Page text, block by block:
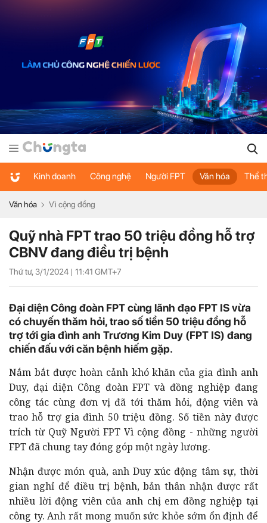
Kinh doanh Công nghệ Người FPT Văn hóa Thể
Văn hóa Vì cộng đồng
Quỹ nhà FPT trao 50 triệu đồng hỗ trợ
CBNV đang điều trị bệnh
Thứ tư, 3/1/2024 | 11:41 GMT+7
Đại diện Công đoàn FPT cùng lãnh đạo FPT IS vừa
có chuyến thăm hỏi, trao số tiền 50 triệu đồng hỗ
trợ tới gia đình anh Trương Kim Duy (FPT IS) đang
chiến đấu với căn bệnh hiếm gặp.
Nắm bắt được hoàn cảnh khó khăn của gia đình anh
Duy, đại diện Công đoàn FPT và đồng nghiệp đang
công tác cùng đơn vị đã tới thăm hỏi, động viên và
trao hỗ trợ gia đình 50 triệu đồng. Số tiền này được
trích từ Quỹ Người FPT Vì cộng đồng - những người
FPT đã chung tay đóng góp một ngày lương.
Nhận được món quà, anh Duy xúc động tâm sự, thời
gian nghỉ để điều trị bệnh, bản thân nhận được rất
nhiều lời động viên của anh chị em đồng nghiệp tại
công ty. Anh rất mong muốn sức khỏe sớm ổn định để